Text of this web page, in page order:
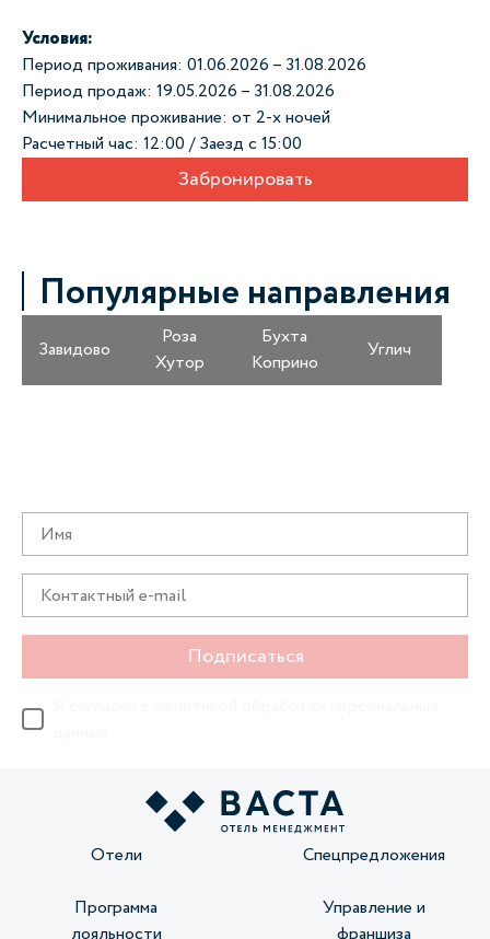
Условия:
Период проживания: 01.06.2026 – 31.08.2026
Период продаж: 19.05.2026 – 31.08.2026
Минимальное проживание: от 2-х ночей
Расчетный час: 12:00 / Заезд с 15:00
Забронировать
Популярные направления
Завидово
Роза
Хутор
Бухта
Коприно
Углич
Подписаться
Отели Спецпредложения
Программа
Управление и